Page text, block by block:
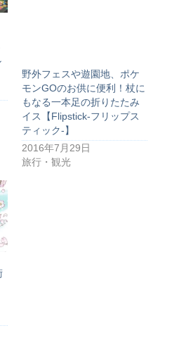
野外フェスや遊園地、ポケ
モンGOのお供に便利！杖に
もなる一本足の折りたたみ
イス【Flipstick-フリップス
ティック-】
2016年7月29日
旅行・観光